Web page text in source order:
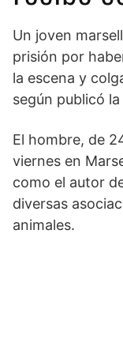
Un joven
prisión por
la escena y
según publicó
El hombre, de
viernes en
como el autor
diversas
animales.